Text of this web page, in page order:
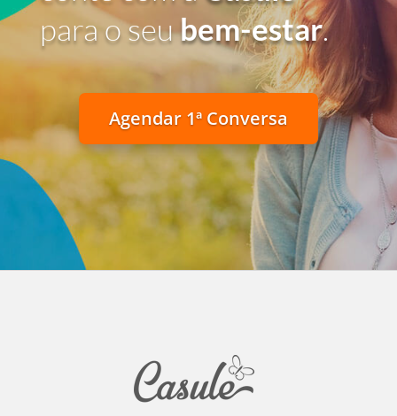
para o seubem-estar.
Agendar 1ª Conversa